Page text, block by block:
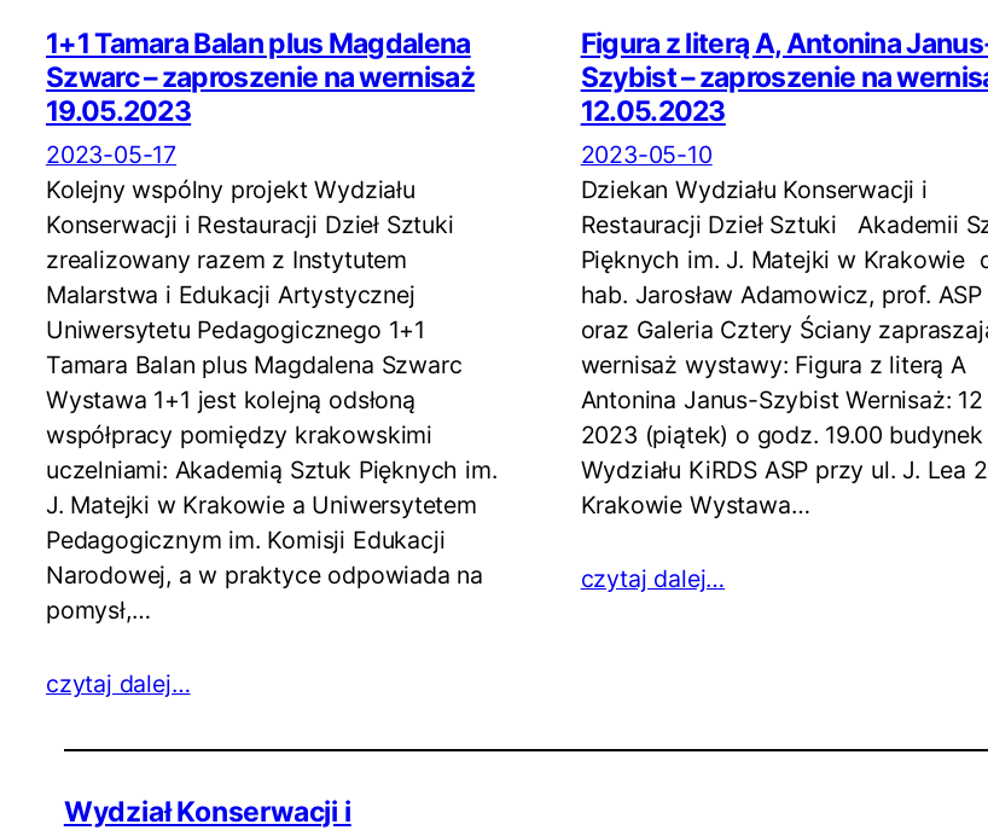
1+1 Tamara Balan plus Magdalena
Szwarc – zaproszenie na wernisaż
19.05.2023
2023-05-17
Kolejny wspólny projekt Wydziału
Konserwacji i Restauracji Dzieł Sztuki
zrealizowany razem z Instytutem
Malarstwa i Edukacji Artystycznej
Uniwersytetu Pedagogicznego 1+1
Tamara Balan plus Magdalena Szwarc
Wystawa 1+1 jest kolejną odsłoną
współpracy pomiędzy krakowskimi
uczelniami: Akademią Sztuk Pięknych im.
J. Matejki w Krakowie a Uniwersytetem
Pedagogicznym im. Komisji Edukacji
Narodowej, a w praktyce odpowiada na
pomysł,…
czytaj dalej…
Figura z literą A, Antonina
Szybist – zaproszenie na
12.05.2023
2023-05-10
Dziekan Wydziału Konserwacji i
Restauracji Dzieł Sztuki Akademii
Pięknych im. J. Matejki w Krakowie
hab. Jarosław Adamowicz, prof. ASP
oraz Galeria Cztery Ściany
wernisaż wystawy: Figura z literą A
Antonina Janus-Szybist Wernisaż:
2023 (piątek) o godz. 19.00 budynek
Wydziału KiRDS ASP przy ul. J. Lea
Krakowie Wystawa…
czytaj dalej…
Wydział Konserwacji i